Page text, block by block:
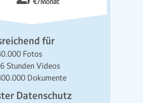
für
Fotos
Stunden Videos
Dokumente
Datenschutz